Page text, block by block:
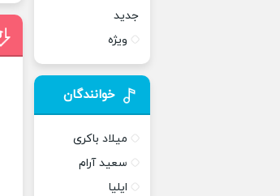
جدید
ویژه
خوانندگان
میلاد باکری
سعید آرام
ایلیا